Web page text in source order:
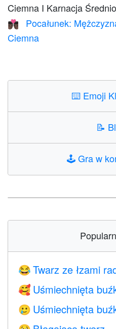
Ciemna I Karnacja
👨🏿‍❤️‍💋‍👨🏿
Pocałunek:
Ciemna
⌨️ Emoji
📝
🕹️Gra w
😂 Twarz ze łzami
🥰 Uśmiechnięta
🥲 Uśmiechnięta